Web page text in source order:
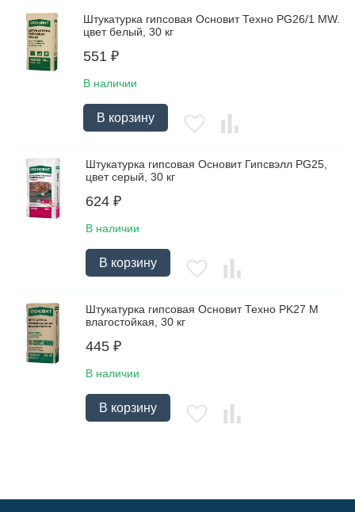
Штукатурка гипсовая Основит Техно PG26/1 MW.
цвет белый, 30 кг
551 ₽
В наличии
В корзину
Штукатурка гипсовая Основит Гипсвэлл PG25,
цвет серый, 30 кг
624 ₽
В наличии
В корзину
Штукатурка гипсовая Основит Техно PK27 M
влагостойкая, 30 кг
445 ₽
В наличии
В корзину